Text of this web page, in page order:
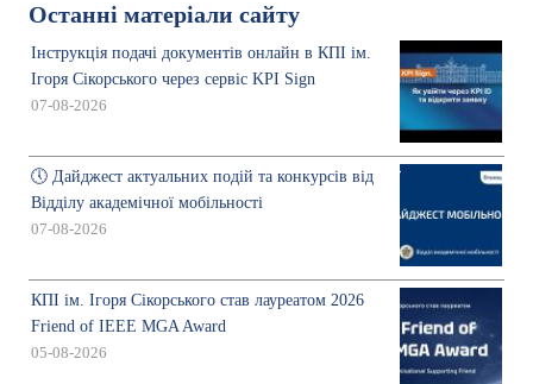
Останні матеріали сайту
Інструкція подачі документів онлайн в КПІ ім.
Ігоря Сікорського через сервіс KPI Sign
07-08-2026
🕔 Дайджест актуальних подій та конкурсів від
Відділу академічної мобільності
07-08-2026
КПІ ім. Ігоря Сікорського став лауреатом 2026
Friend of IEEE MGA Award
05-08-2026